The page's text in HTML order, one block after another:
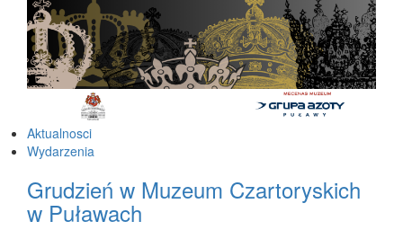
Aktualnosci
Wydarzenia
Grudzień w Muzeum Czartoryskich
w Puławach